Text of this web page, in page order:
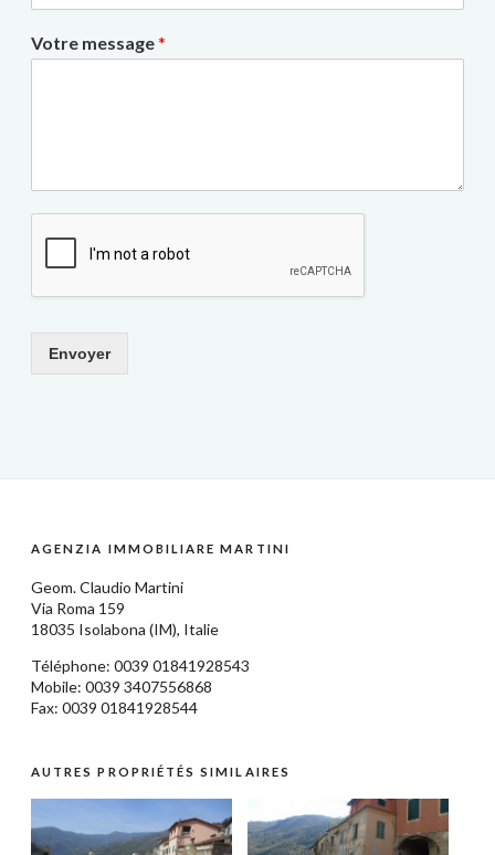
Votre message*
Envoyer
AGENZIA IMMOBILIARE MARTINI
Geom.Claudio Martini
Via Roma 159
18035 Isolabona (IM), Italie
Téléphone: 0039 01841928543
Mobile: 0039 3407556868
Fax: 0039 01841928544
AUTRES PROPRIÉTÉS SIMILAIRES